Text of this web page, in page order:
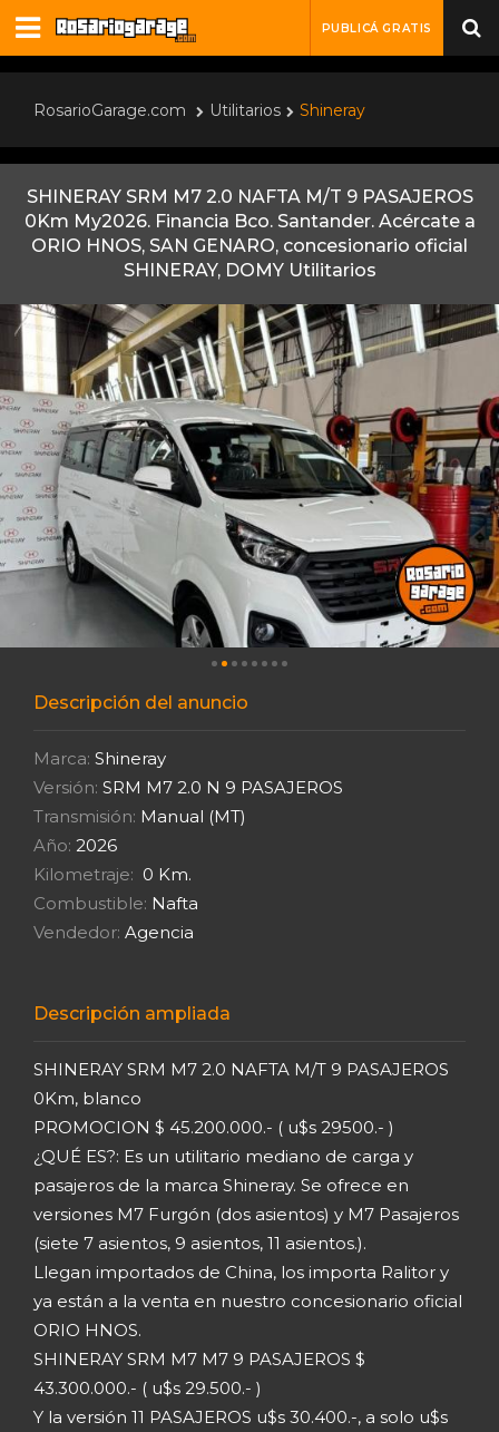
PUBLICÁ GRATIS
RosarioGarage.com Utilitarios Shineray
SHINERAY SRM M7 2.0 NAFTA M/T 9 PASAJEROS
0Km My2026. Financia Bco. Santander. Acércate a
ORIO HNOS, SAN GENARO, concesionario oficial
SHINERAY, DOMY Utilitarios
Descripción del anuncio
Marca: Shineray
Versión: SRM M7 2.0 N 9 PASAJEROS
Transmisión: Manual (MT)
Año: 2026
Kilometraje: 0 Km.
Combustible: Nafta
Vendedor: Agencia
Descripción ampliada
SHINERAY SRM M7 2.0 NAFTA M/T 9 PASAJEROS
0Km, blanco
PROMOCION $ 45.200.000.- ( u$s 29500.- )
¿QUÉ ES?: Es un utilitario mediano de carga y
pasajeros de la marca Shineray. Se ofrece en
versiones M7 Furgón (dos asientos) y M7 Pasajeros
(siete 7 asientos, 9 asientos, 11 asientos.).
Llegan importados de China, los importa Ralitor y
ya están a la venta en nuestro concesionario oficial
ORIO HNOS.
SHINERAY SRM M7 M7 9 PASAJEROS $
43.300.000.- ( u$s 29.500.- )
Y la versión 11 PASAJEROS u$s 30.400.-, a solo u$s